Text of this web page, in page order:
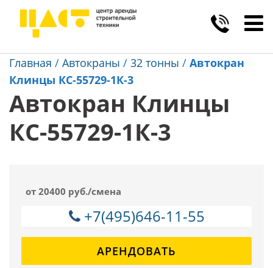
Главная / Автокраны / 32 тонны / Автокран
Клинцы КС-55729-1К-3
Автокран Клинцы
КС-55729-1К-3
от 20400 руб./смена
+7(495)646-11-55
АРЕНДОВАТЬ